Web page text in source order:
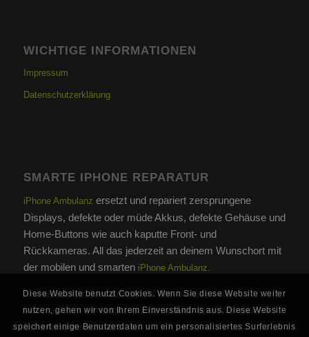
WICHTIGE INFORMATIONEN
Impressum
Datenschutzerklärung
SMARTE IPHONE REPARATUR
iPhone Ambulanz ersetzt und repariert zersprungene
Displays, defekte oder müde Akkus, defekte Gehäuse und
Home-Buttons wie auch kaputte Front- und
Rückkameras. All das jederzeit an deinem Wunschort mit
der mobilen und smarten iPhone Ambulanz.
So hast du ein Neuwertgefühl das nicht nur die
Lebensdauer verlängert sondern auch den Wert deines
Smartphones steigert.
Diese Website benutzt Cookies. Wenn Sie diese Website weiter
nutzen, gehen wir von Ihrem Einverständnis aus. Diese Website
speichert einige Benutzerdaten um ein personalisiertes Surferlebnis